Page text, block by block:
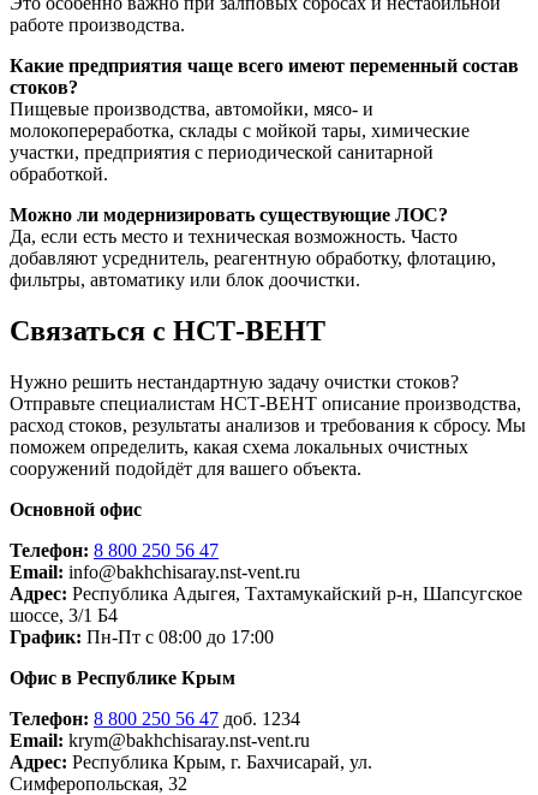
работе производства.
Какие предприятия чаще всего имеют переменный состав
стоков?
Пищевые производства, автомойки, мясо- и
молокопереработка, склады с мойкой тары, химические
участки, предприятия с периодической санитарной
обработкой.
Можно ли модернизировать существующие ЛОС?
Да, если есть место и техническая возможность. Часто
добавляют усреднитель, реагентную обработку, флотацию,
фильтры, автоматику или блок доочистки.
Связаться с НСТ-ВЕНТ
Нужно решить нестандартную задачу очистки стоков?
Отправьте специалистам НСТ-ВЕНТ описание производства,
расход стоков, результаты анализов и требования к сбросу. Мы
поможем определить, какая схема локальных очистных
сооружений подойдёт для вашего объекта.
Основной офис
Телефон: 8 800 250 56 47
Email: info@bakhchisaray.nst-vent.ru
Адрес: Республика Адыгея, Тахтамукайский р-н, Шапсугское
шоссе, 3/1 Б4
График: Пн-Пт с 08:00 до 17:00
Офис в Республике Крым
Телефон: 8 800 250 56 47 доб. 1234
Email: krym@bakhchisaray.nst-vent.ru
Адрес: Республика Крым, г. Бахчисарай, ул.
Симферопольская, 32